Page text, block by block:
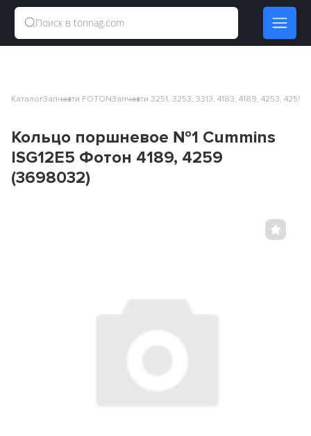
КаталогЗапчасти FOTONЗапчасти 3251, 3253, 3313, 4183, 4189, 4253, 4259
Кольцо поршневое №1 Cummins
ISG12E5 Фотон 4189, 4259
(3698032)